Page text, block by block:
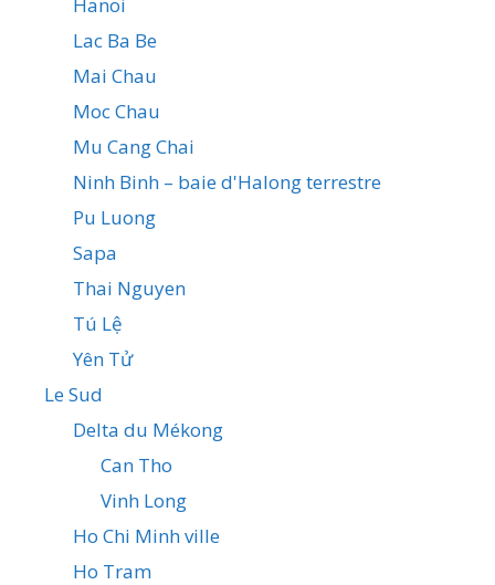
Lac Ba Be
Mai Chau
Moc Chau
Mu Cang Chai
Ninh Binh – baie d'Halong terrestre
Pu Luong
Sapa
Thai Nguyen
Tú Lệ
Yên Tử
Le Sud
Delta du Mékong
Can Tho
Vinh Long
Ho Chi Minh ville
Ho Tram